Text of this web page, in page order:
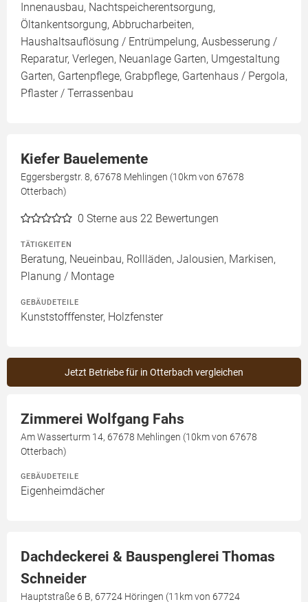
Innenausbau, Nachtspeicherentsorgung,
Öltankentsorgung, Abbrucharbeiten,
Haushaltsauflösung / Entrümpelung, Ausbesserung /
Reparatur, Verlegen, Neuanlage Garten, Umgestaltung
Garten, Gartenpflege, Grabpflege, Gartenhaus / Pergola,
Pflaster / Terrassenbau
Kiefer Bauelemente
Eggersbergstr. 8, 67678 Mehlingen (10km von 67678
Otterbach)
0 Sterne aus 22 Bewertungen
TÄTIGKEITEN
Beratung, Neueinbau, Rollläden, Jalousien, Markisen,
Planung / Montage
GEBÄUDETEILE
Kunststofffenster, Holzfenster
Jetzt Betriebe für in Otterbach vergleichen
Zimmerei Wolfgang Fahs
Am Wasserturm 14, 67678 Mehlingen (10km von 67678
Otterbach)
GEBÄUDETEILE
Eigenheimdächer
Dachdeckerei & Bauspenglerei Thomas
Schneider
Hauptstraße 6 B, 67724 Höringen (11km von 67724